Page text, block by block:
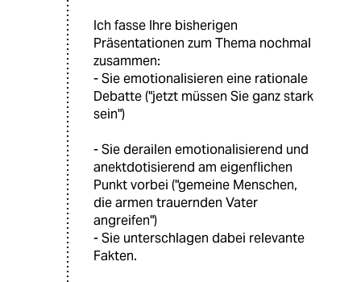
Ich fasse Ihre bisherigen
Präsentationen zum Thema nochmal
zusammen:
- Sie emotionalisieren eine rationale
Debatte ("jetzt müssen Sie ganz stark
sein")
- Sie derailen emotionalisierend und
anektdotisierend am eigenflichen
Punkt vorbei ("gemeine Menschen,
die armen trauernden Vater
angreifen")
- Sie unterschlagen dabei relevante
Fakten.